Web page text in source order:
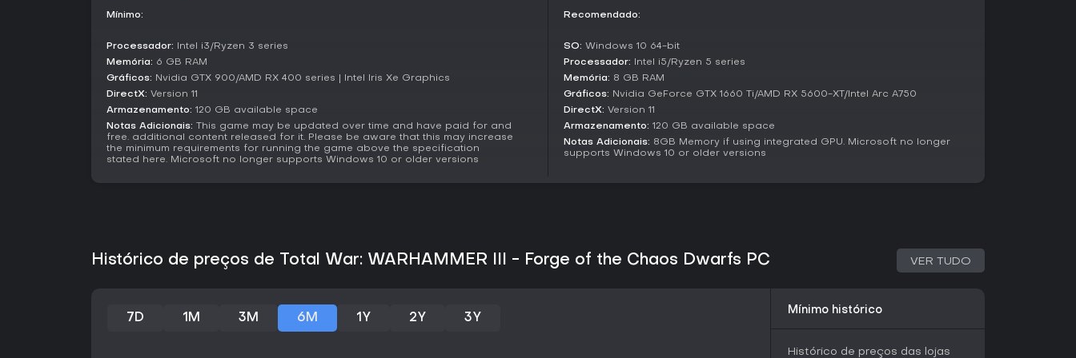
para recompensas exclusivas ou cooperem em projetos de District para
O gerenciamento econômico exige equilibrar constantemente três recursos
principais: trabalhadores para mineração, matérias-primas para construção e
armamentos para aprimoramentos militares. Os assentamentos podem alternar
Forge permite gastar armamentos em melhorias permanentes de unidades ou
bônus temporários que escalam com o tamanho do exército. As árvores de
economia baseada em trabalho e upgrades personalizáveis de exército, sendo
especialmente atraente para quem aprecia gerenciamento detalhado de
destaca a progressão satisfatória após dominar os sistemas industriais,
abordagem sobre o tema dos anões malignos, sem necessidade de
Mínimo:
Processador: Intel i3/Ryzen 3 series
Memória: 6 GB RAM
Gráficos: Nvidia GTX 900/AMD RX 400 series | Intel Iris Xe Graphics
DirectX: Version 11
Armazenamento: 120 GB available space
Notas Adicionais: This game may be updated over time and have paid for and
free. additional content released for it. Please be aware that this may increase
the minimum requirements for running the game above the specification
stated here. Microsoft no longer supports Windows 10 or older versions
Recomendado:
SO: Windows 10 64-bit
Processador: Intel i5/Ryzen 5 series
Memória: 8 GB RAM
Gráficos: Nvidia GeForce GTX 1660 Ti/AMD RX 5600-XT/Intel Arc A750
DirectX: Version 11
Armazenamento: 120 GB available space
Notas Adicionais: 8GB Memory if using integrated GPU. Microsoft no longer
supports Windows 10 or older versions
Histórico de preços de Total War: WARHAMMER III - Forge of the Chaos Dwarfs PC VER TUDO
7D 1M 3M 6M 1Y 2Y 3Y
Mínimo histórico
Histórico de preços das lojas